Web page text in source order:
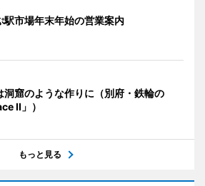
駅市場年末年始の営業案内
洞窟のような作りに（別府・鉄輪の
II」）
もっと見る